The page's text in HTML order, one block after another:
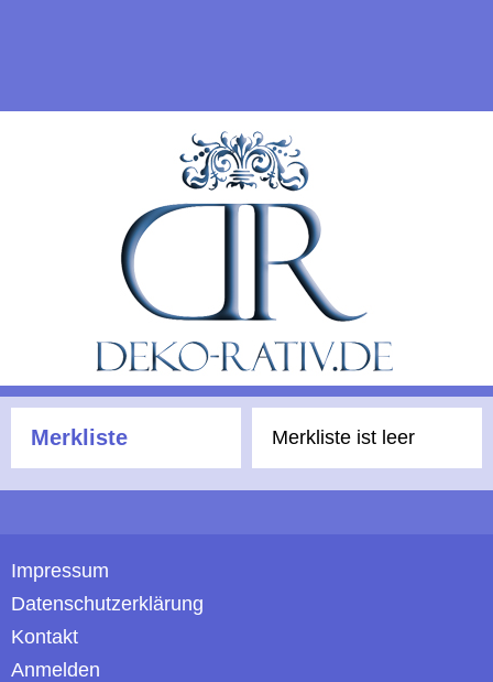
Merkliste Merkliste ist leer
Impressum
Datenschutzerklärung
Kontakt
Anmelden